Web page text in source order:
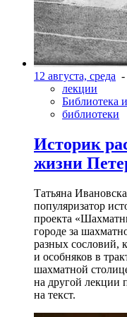
12 августа, среда -
лекции
Библиотека
библиотеки
Историк
жизни
Татьяна
популяризатор
проекта
городе за
разных сословий,
и особняков в
шахматной
на другой лекции
на текст.